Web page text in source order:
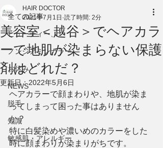
全ての記事
ビューティー、
ノンジアミンカラー
お休み
NEWS
脱毛
知識
敏感肌・アレルギー
美容室＜越谷＞でヘアカラ
ーで地肌が染まらない保護
剤はどれだ？
HAIR DOCTOR
2021年7月1日 読了時間: 2分
更新日：2022年5月6日
ヘアカラーで顔まわりや、地肌が染ま
ってしまって困った事はありません
か？
特に白髪染めや濃いめのカラーをした
時に顔まわりが染まりがちです。